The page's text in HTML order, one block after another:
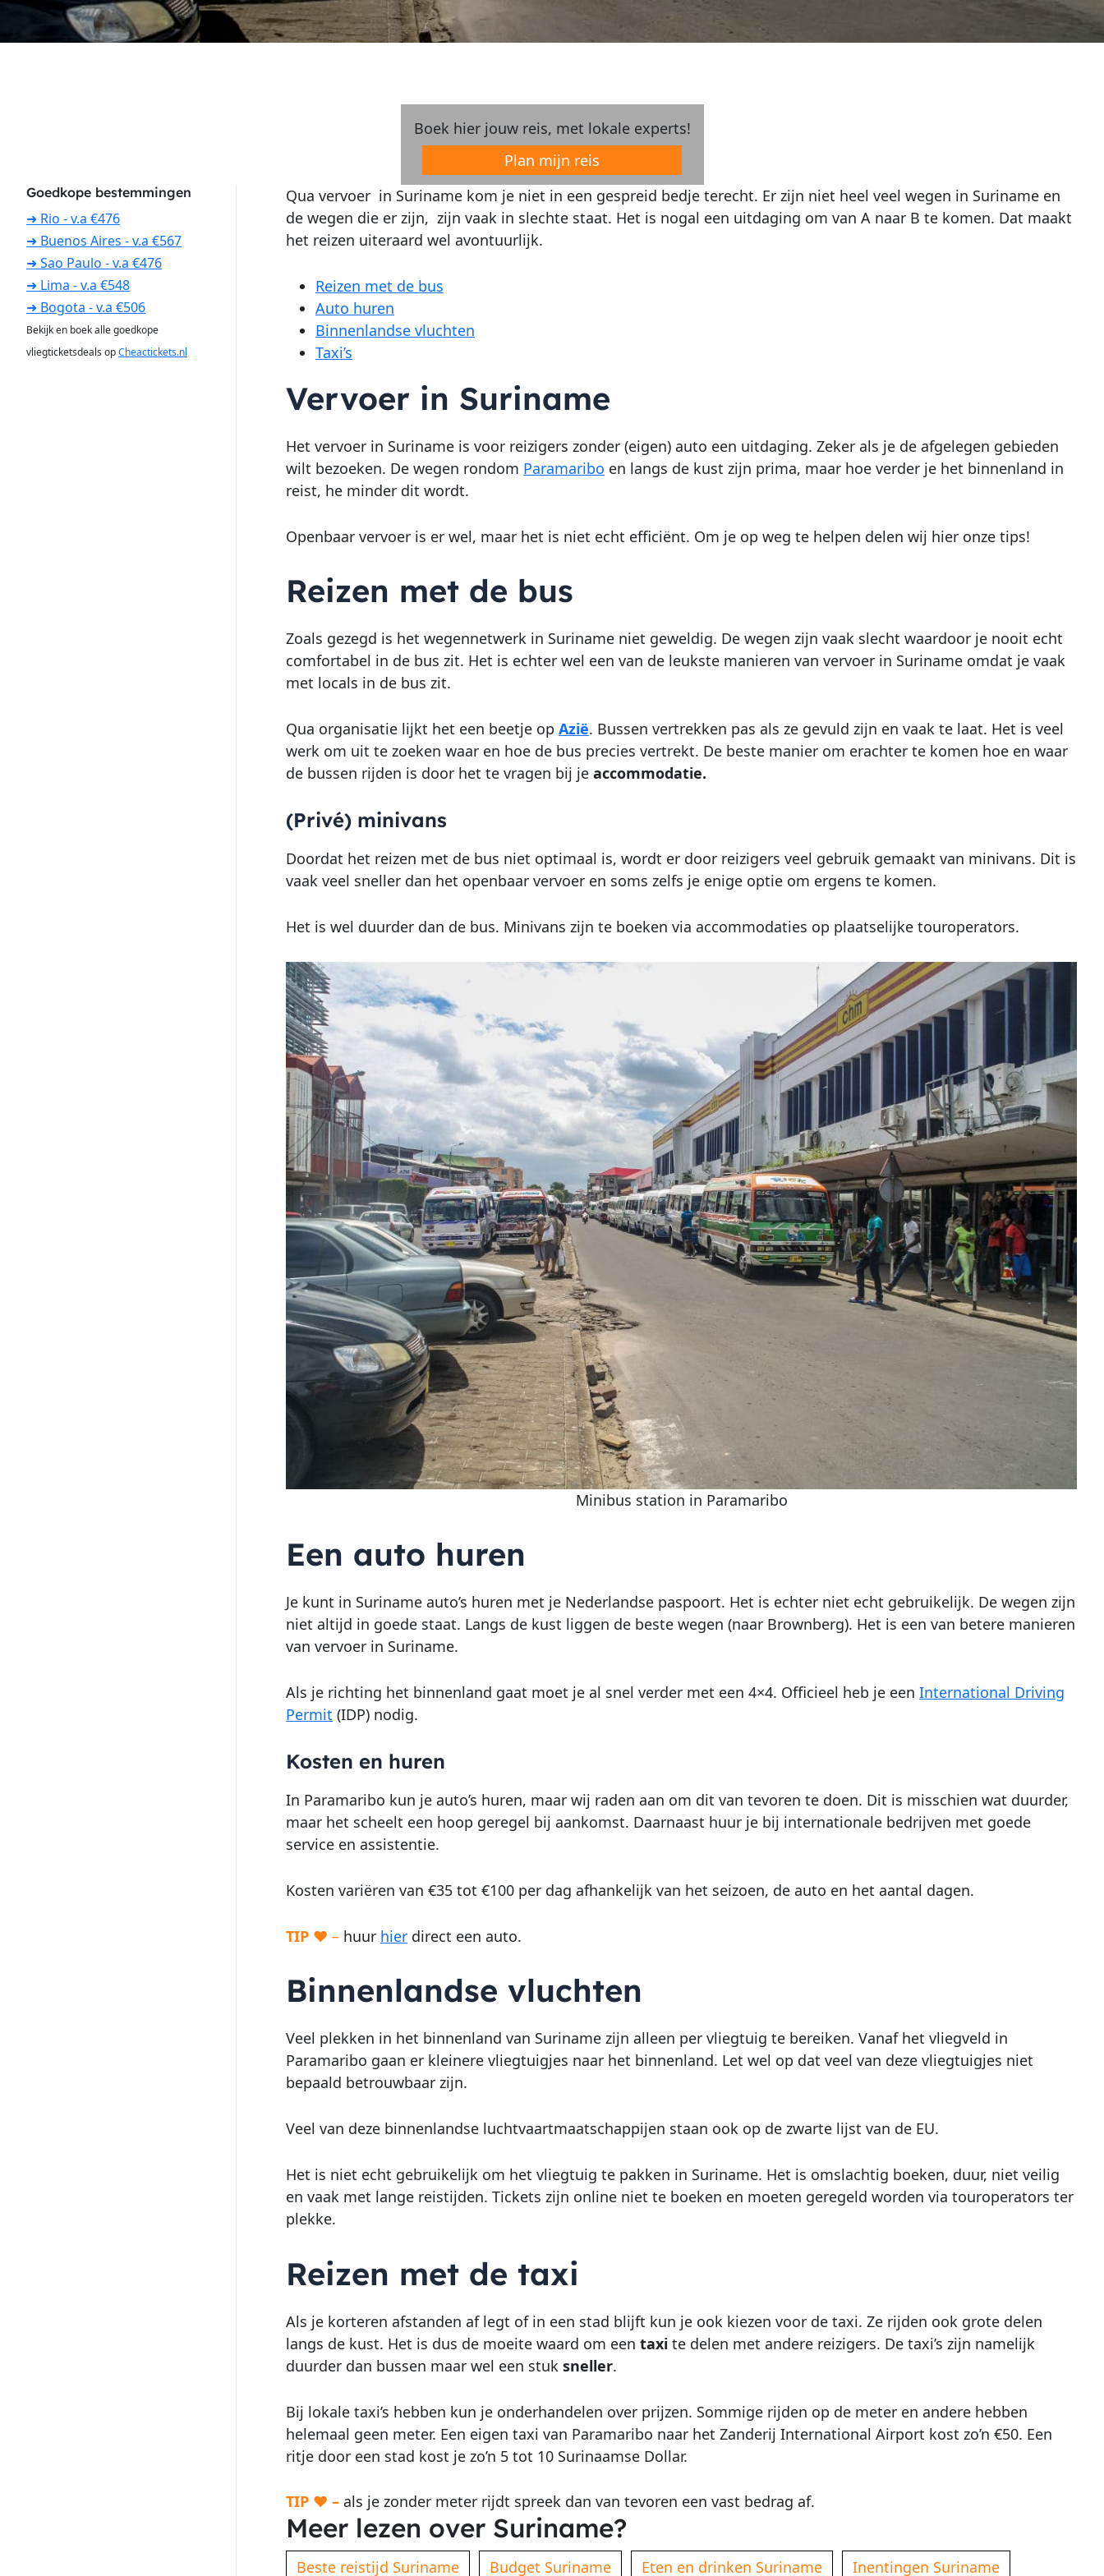
Boek hier jouw reis, met lokale experts!
Plan mijn reis
Goedkope bestemmingen
➜ Rio - v.a €476
➜ Buenos Aires - v.a €567
➜ Sao Paulo - v.a €476
➜ Lima - v.a €548
➜ Bogota - v.a €506
Bekijk en boek alle goedkope
vliegticketsdeals opCheactickets.nl
Qua vervoer in Suriname kom je niet in een gespreid bedje terecht. Er zijn niet heel veel wegen in Suriname en
de wegen die er zijn, zijn vaak in slechte staat. Het is nogal een uitdaging om van A naar B te komen. Dat maakt
het reizen uiteraard wel avontuurlijk.
Reizen met de bus
Auto huren
Binnenlandse vluchten
Taxi’s
Vervoer in Suriname
Het vervoer in Suriname is voor reizigers zonder (eigen) auto een uitdaging. Zeker als je de afgelegen gebieden
wilt bezoeken. De wegen rondom Paramaribo en langs de kust zijn prima, maar hoe verder je het binnenland in
reist, he minder dit wordt.
Openbaar vervoer is er wel, maar het is niet echt efficiënt. Om je op weg te helpen delen wij hier onze tips!
Reizen met de bus
Zoals gezegd is het wegennetwerk in Suriname niet geweldig. De wegen zijn vaak slecht waardoor je nooit echt
comfortabel in de bus zit. Het is echter wel een van de leukste manieren van vervoer in Suriname omdat je vaak
met locals in de bus zit.
Qua organisatie lijkt het een beetje op Azië. Bussen vertrekken pas als ze gevuld zijn en vaak te laat. Het is veel
werk om uit te zoeken waar en hoe de bus precies vertrekt. De beste manier om erachter te komen hoe en waar
de bussen rijden is door het te vragen bij je accommodatie.
(Privé) minivans
Doordat het reizen met de bus niet optimaal is, wordt er door reizigers veel gebruik gemaakt van minivans. Dit is
vaak veel sneller dan het openbaar vervoer en soms zelfs je enige optie om ergens te komen.
Het is wel duurder dan de bus. Minivans zijn te boeken via accommodaties op plaatselijke touroperators.
Minibus station in Paramaribo
Een auto huren
Je kunt in Suriname auto’s huren met je Nederlandse paspoort. Het is echter niet echt gebruikelijk. De wegen zijn
niet altijd in goede staat. Langs de kust liggen de beste wegen (naar Brownberg). Het is een van betere manieren
van vervoer in Suriname.
Als je richting het binnenland gaat moet je al snel verder met een 4×4. Officieel heb je een International Driving
Permit (IDP) nodig.
Kosten en huren
In Paramaribo kun je auto’s huren, maar wij raden aan om dit van tevoren te doen. Dit is misschien wat duurder,
maar het scheelt een hoop geregel bij aankomst. Daarnaast huur je bij internationale bedrijven met goede
service en assistentie.
Kosten variëren van €35 tot €100 per dag afhankelijk van het seizoen, de auto en het aantal dagen.
TIP ♥ – huur hier direct een auto.
Binnenlandse vluchten
Veel plekken in het binnenland van Suriname zijn alleen per vliegtuig te bereiken. Vanaf het vliegveld in
Paramaribo gaan er kleinere vliegtuigjes naar het binnenland. Let wel op dat veel van deze vliegtuigjes niet
bepaald betrouwbaar zijn.
Veel van deze binnenlandse luchtvaartmaatschappijen staan ook op de zwarte lijst van de EU.
Het is niet echt gebruikelijk om het vliegtuig te pakken in Suriname. Het is omslachtig boeken, duur, niet veilig
en vaak met lange reistijden. Tickets zijn online niet te boeken en moeten geregeld worden via touroperators ter
plekke.
Reizen met de taxi
Als je korteren afstanden af legt of in een stad blijft kun je ook kiezen voor de taxi. Ze rijden ook grote delen
langs de kust. Het is dus de moeite waard om een taxi te delen met andere reizigers. De taxi’s zijn namelijk
duurder dan bussen maar wel een stuk sneller.
Bij lokale taxi’s hebben kun je onderhandelen over prijzen. Sommige rijden op de meter en andere hebben
helemaal geen meter. Een eigen taxi van Paramaribo naar het Zanderij International Airport kost zo’n €50. Een
ritje door een stad kost je zo’n 5 tot 10 Surinaamse Dollar.
TIP ♥ – als je zonder meter rijdt spreek dan van tevoren een vast bedrag af.
Meer lezen over Suriname?
Beste reistijd Suriname Budget Suriname Eten en drinken Suriname Inentingen Suriname